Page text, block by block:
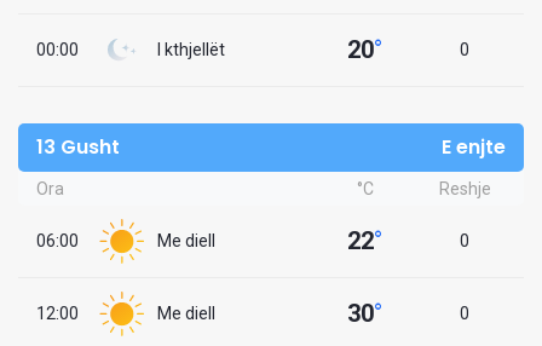
00:00 I kthjellët 20° 0
13 Gusht E enjte
Ora °C Reshje
06:00 Me diell 22° 0
12:00 Me diell 30° 0